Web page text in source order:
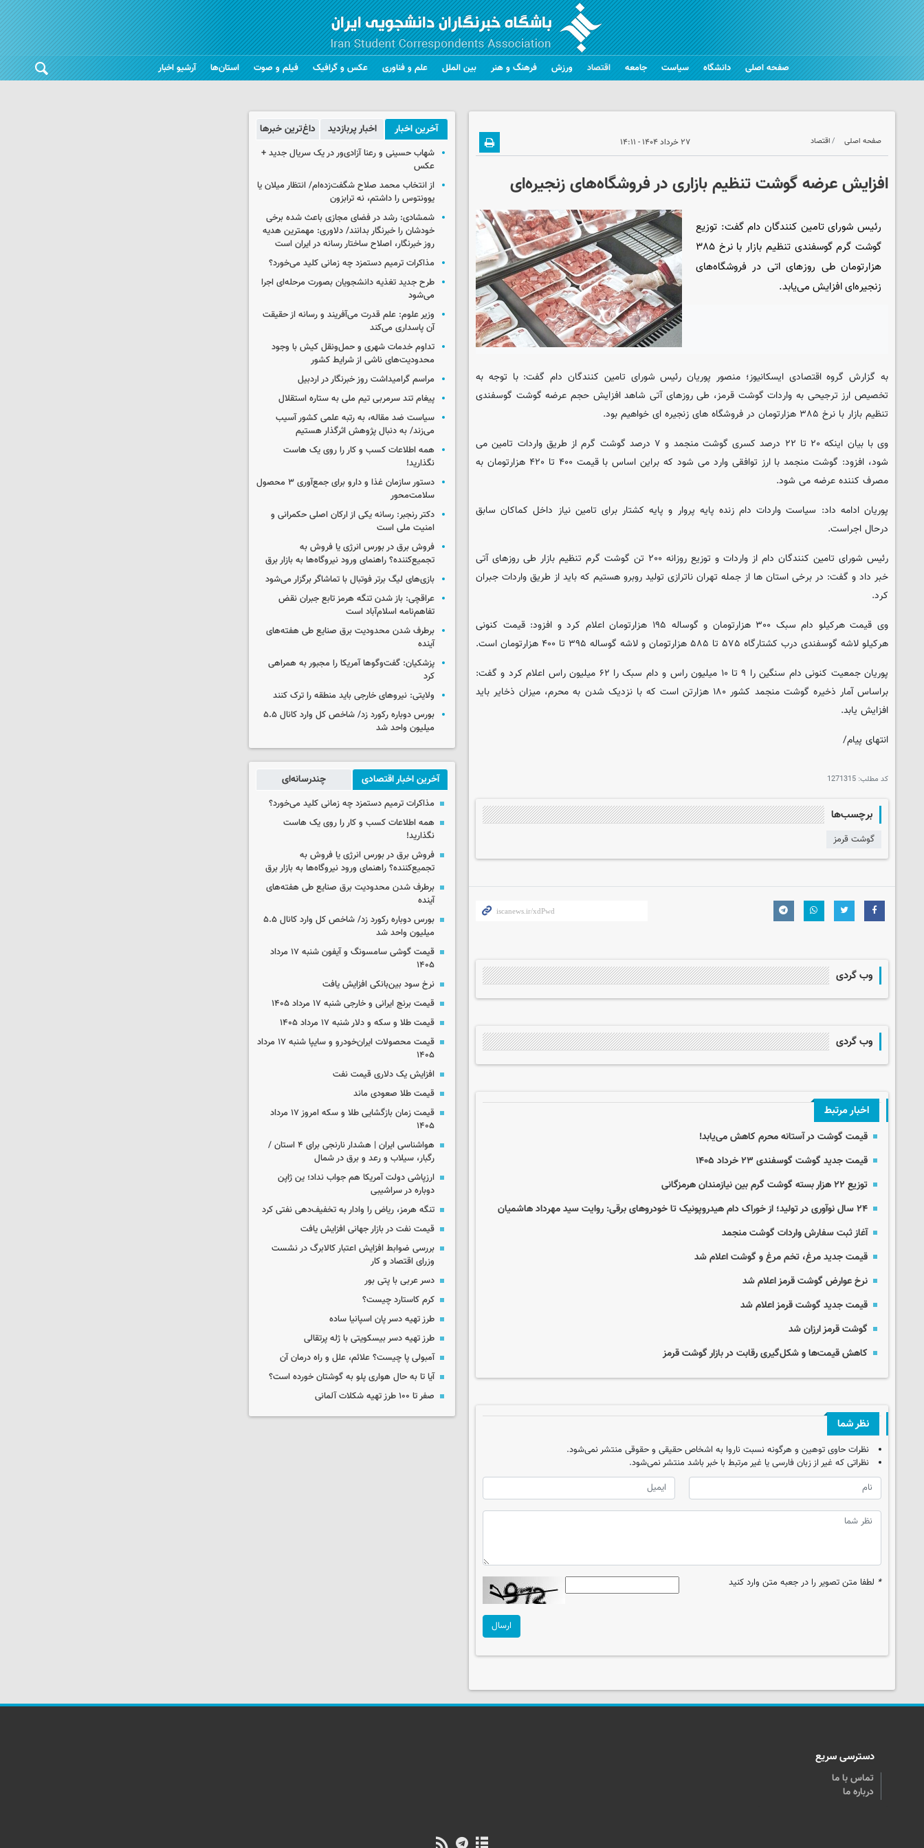
صفحه اصلی دانشگاه سیاست جامعه اقتصاد ورزش فرهنگ و هنر بین الملل علم و فناوری عکس و گرافیک فیلم و صوت استان‌ها آرشیو اخبار
صفحه اصلی اقتصاد ۲۷ خرداد ۱۴۰۴ - ۱۴:۱۱
افزایش عرضه گوشت تنظیم بازاری در فروشگاه‌های زنجیره‌ای
رئیس شورای تامین کنندگان دام گفت: توزیع
گوشت گرم گوسفندی تنظیم بازار با نرخ ۳۸۵
هزارتومان طی روزهای اتی در فروشگاه‌های
زنجیره‌ای افزایش می‌یابد.
به گزارش گروه اقتصادیایسکانیوز؛ منصور پوریان رئیس شورای تامین کنندگان دام گفت: با توجه به
تخصیص ارز ترجیحی به واردات گوشت قرمز، طی روزهای آتی شاهد افزایش حجم عرضه گوشت گوسفندی
تنظیم بازار با نرخ ۳۸۵ هزارتومان در فروشگاه های زنجیره ای خواهیم بود.
وی با بیان اینکه ۲۰ تا ۲۲ درصد کسری گوشت منجمد و ۷ درصد گوشت گرم از طریق واردات تامین می
شود، افزود: گوشت منجمد با ارز توافقی وارد می شود که براین اساس با قیمت ۴۰۰ تا ۴۲۰ هزارتومان به
مصرف کننده عرضه می شود.
پوریان ادامه داد: سیاست واردات دام زنده پایه پروار و پایه کشتار برای تامین نیاز داخل کماکان سابق
درحال اجراست.
رئیس شورای تامین کنندگان دام از واردات و توزیع روزانه ۲۰۰ تن گوشت گرم تنظیم بازار طی روزهای آتی
خبر داد و گفت: در برخی استان ها از جمله تهران ناترازی تولید روبرو هستیم که باید از طریق واردات جبران
کرد.
وی قیمت هرکیلو دام سبک ۳۰۰ هزارتومان و گوساله ۱۹۵ هزارتومان اعلام کرد و افزود: قیمت کنونی
هرکیلو لاشه گوسفندی درب کشتارگاه ۵۷۵ تا ۵۸۵ هزارتومان و لاشه گوساله ۳۹۵ تا ۴۰۰ هزارتومان است.
پوریان جمعیت کنونی دام سنگین را ۹ تا ۱۰ میلیون راس و دام سبک را ۶۲ میلیون راس اعلام کرد و گفت:
براساس آمار ذخیره گوشت منجمد کشور ۱۸۰ هزارتن است که با نزدیک شدن به محرم، میزان ذخایر باید
افزایش یابد.
انتهای پیام/
کد مطلب: 1271315
برچسب‌ها
گوشت قرمز
وب گردی
وب گردی
اخبار مرتبط
قیمت گوشت در آستانه محرم کاهش می‌یابد!
قیمت جدید گوشت گوسفندی ۲۳ خرداد ۱۴۰۵
توزیع ۲۲ هزار بسته گوشت گرم بین نیازمندان هرمزگانی
۲۴ سال نوآوری در تولید؛ از خوراک دام هیدروپونیک تا خودروهای برقی: روایت سید مهرداد هاشمیان
آغاز ثبت سفارش واردات گوشت منجمد
قیمت جدید مرغ، تخم مرغ و گوشت اعلام شد
نرخ عوارض گوشت قرمز اعلام شد
قیمت جدید گوشت قرمز اعلام شد
گوشت قرمز ارزان شد
کاهش قیمت‌ها و شکل‌گیری رقابت در بازار گوشت قرمز
نظر شما
نظرات حاوی توهین و هرگونه نسبت ناروا به اشخاص حقیقی و حقوقی منتشر نمی‌شود.
نظراتی که غیر از زبان فارسی یا غیر مرتبط با خبر باشد منتشر نمی‌شود.
* لطفا متن تصویر را در جعبه متن وارد کنید
ارسال
آخرین اخبار اخبار پربازدید داغ‌ترین خبرها
شهاب حسینی و رعنا آزادی‌ور در یک سریال جدید +
عکس
از انتخاب محمد صلاح شگفت‌زده‌ام/ انتظار میلان یا
یوونتوس را داشتم، نه ترابزون
شمشادی: رشد در فضای مجازی باعث شده برخی
خودشان را خبرنگار بدانند/ دلاوری: مهمترین هدیه‌
روز خبرنگار، اصلاح ساختار رسانه در ایران است
مذاکرات ترمیم دستمزد چه زمانی کلید می‌خورد؟
طرح جدید تغذیه دانشجویان بصورت مرحله‌ای اجرا
می‌شود
وزیر علوم: علم قدرت می‌آفریند و رسانه از حقیقت
آن پاسداری می‌کند
تداوم خدمات شهری و حمل‌ونقل کیش با وجود
محدودیت‌های ناشی از شرایط کشور
مراسم گرامیداشت روز خبرنگار در اردبیل
پیغام تند سرمربی تیم ملی به ستاره استقلال
سیاست ضد مقاله، به رتبه علمی کشور آسیب
می‌زند/ به دنبال پژوهش اثرگذار هستیم
همه اطلاعات کسب‌ و کار را روی یک هاست
نگذارید!
دستور سازمان غذا و دارو برای جمع‌آوری ۳ محصول
سلامت‌محور
دکتر رنجبر: رسانه یکی از ارکان اصلی حکمرانی و
امنیت ملی است
فروش برق در بورس انرژی یا فروش به
تجمیع‌کننده؟ راهنمای ورود نیروگاه‌ها به بازار برق
بازی‌های لیگ برتر فوتبال با تماشاگر برگزار می‌شود
عراقچی: باز شدن تنگه هرمز تابع جبران نقض
تفاهم‌نامه اسلام‌آباد است
برطرف شدن محدودیت‌ برق صنایع طی هفته‌های
آینده
پزشکیان: گفت‌وگوها آمریکا را مجبور به همراهی
کرد
ولایتی: نیروهای خارجی باید منطقه را ترک کنند
بورس دوباره رکورد زد/ شاخص کل وارد کانال ۵.۵
میلیون واحد شد
آخرین اخبار اقتصادی چندرسانه‌ای
مذاکرات ترمیم دستمزد چه زمانی کلید می‌خورد؟
همه اطلاعات کسب‌ و کار را روی یک هاست
نگذارید!
فروش برق در بورس انرژی یا فروش به
تجمیع‌کننده؟ راهنمای ورود نیروگاه‌ها به بازار برق
برطرف شدن محدودیت‌ برق صنایع طی هفته‌های
آینده
بورس دوباره رکورد زد/ شاخص کل وارد کانال ۵.۵
میلیون واحد شد
قیمت گوشی سامسونگ و آیفون شنبه ۱۷ مرداد
۱۴۰۵
نرخ سود بین‌بانکی افزایش یافت
قیمت برنج ایرانی و خارجی شنبه ۱۷ مرداد ۱۴۰۵
قیمت طلا و سکه و دلار شنبه ۱۷ مرداد ۱۴۰۵
قیمت محصولات ایران‌خودرو و سایپا شنبه ۱۷ مرداد
۱۴۰۵
افزایش یک دلاری قیمت نفت
قیمت طلا صعودی ماند
قیمت زمان بازگشایی طلا و سکه امروز ۱۷ مرداد
۱۴۰۵
هواشناسی ایران | هشدار نارنجی برای ۴ استان /
رگبار، سیلاب و رعد و برق در شمال
ارزپاشی دولت آمریکا هم جواب نداد؛ ین ژاپن
دوباره در سراشیبی
تنگه هرمز، ریاض را وادار به تخفیف‌دهی نفتی کرد
قیمت نفت در بازار جهانی افزایش یافت
بررسی ضوابط افزایش اعتبار کالابرگ در نشست
وزرای اقتصاد و کار
دسر عربی با پتی بور
کرم کاستارد چیست؟
طرز تهیه دسر پان اسپانیا ساده
طرز تهیه دسر بیسکویتی با ژله پرتقالی
آمبولی پا چیست؟ علائم، علل و راه درمان آن
آیا تا به حال هواری پلو به گوشتان خورده است؟
صفر تا ۱۰۰ طرز تهیه شکلات آلمانی
دسترسی سریع
تماس با ما
درباره ما